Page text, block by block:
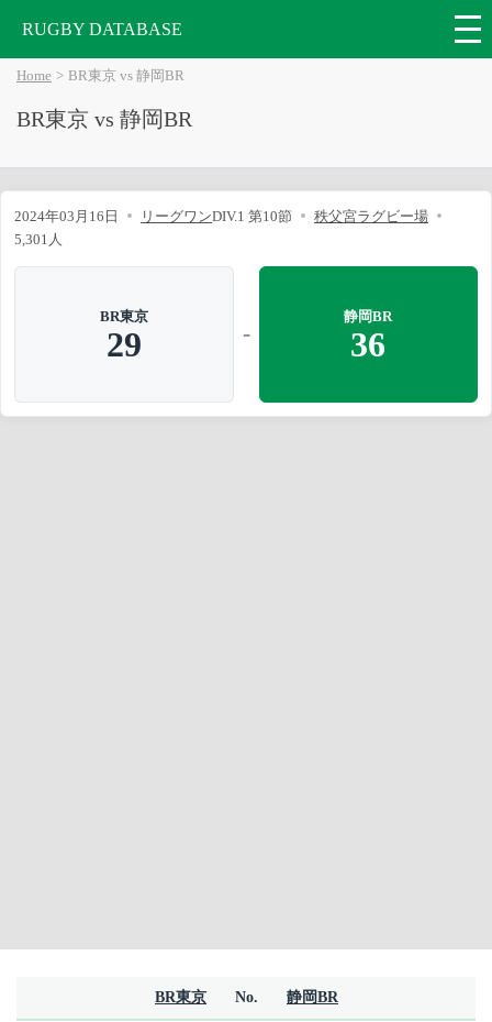
RUGBY DATABASE
Home BR東京 vs 静岡BR
BR東京 vs 静岡BR
2024年03月16日 リーグワンDIV.1 第10節
秩父宮ラグビー場
5,301人
BR東京
29 -
静岡BR
36
BR東京 No. 静岡BR